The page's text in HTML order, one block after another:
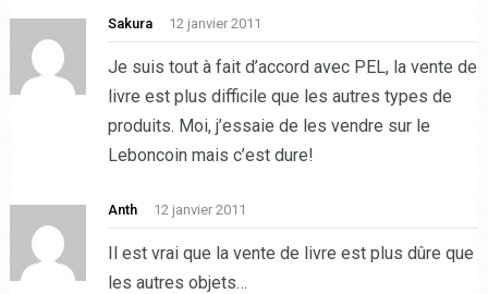
Sakura 12 janvier 2011
Je suis tout à fait d’accord avec PEL, la vente de
livre est plus difficile que les autres types de
produits. Moi, j’essaie de les vendre sur le
Leboncoin mais c’est dure!
Anth 12 janvier 2011
Il est vrai que la vente de livre est plus dûre que
les autres objets…